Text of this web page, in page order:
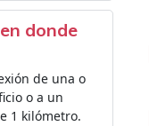
donde
de una o
o a un
1 kilómetro.